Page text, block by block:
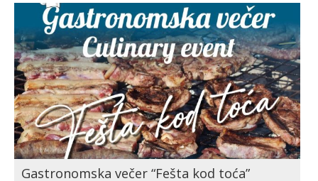
Gastronomska večer “Fešta kod toća”